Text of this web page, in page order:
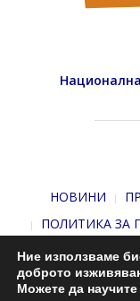
НОВИНИ
ПОЛИТИКА ЗА
Ние използваме
доброто
Можете да